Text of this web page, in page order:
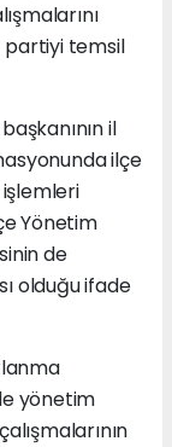
partiyi temsil
il
ilçe
Yönetim
de
olduğu ifade
yönetim